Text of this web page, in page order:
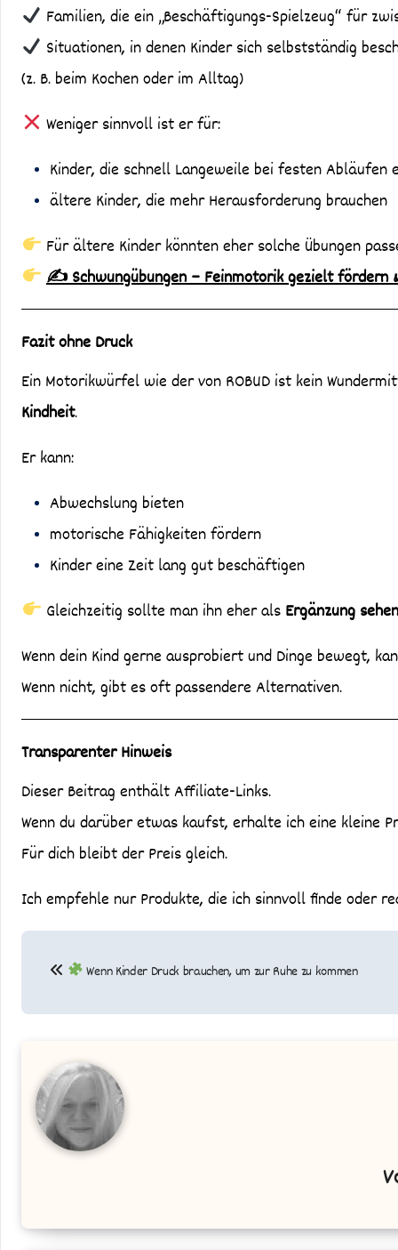
Familien, die ein „Beschäftigungs-Spielzeug“ für
Situationen, in denen Kinder sich selbstständig
(z. B. beim Kochen oder im Alltag)
Weniger sinnvoll ist er für:
Kinder, die schnell Langeweile bei festen Abläufen
ältere Kinder, die mehr Herausforderung brauchen
Für ältere Kinder könnten eher solche Übungen
✍️ Schwungübungen – Feinmotorik gezielt fördern
Fazit ohne Druck
Ein Motorikwürfel wie der von ROBUD ist kein
Kindheit.
Er kann:
Abwechslung bieten
motorische Fähigkeiten fördern
Kinder eine Zeit lang gut beschäftigen
Gleichzeitig sollte man ihn eher als Ergänzung
Wenn dein Kind gerne ausprobiert und Dinge bewegt,
Wenn nicht, gibt es oft passendere Alternativen.
Transparenter Hinweis
Dieser Beitrag enthält Affiliate-Links.
Wenn du darüber etwas kaufst, erhalte ich eine kleine
Für dich bleibt der Preis gleich.
Ich empfehle nur Produkte, die ich sinnvoll finde oder
Beitragsnavigation
Wenn Kinder Druck brauchen, um zur Ruhe zu kommen